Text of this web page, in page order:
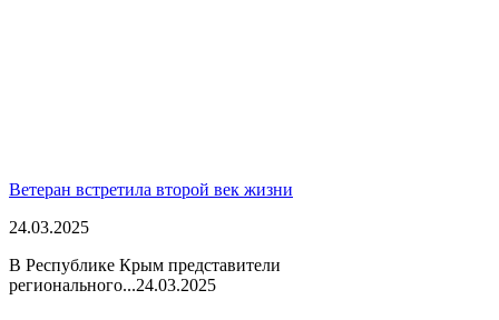
Ветеран встретила второй век жизни
24.03.2025
В Республике Крым представители
регионального...24.03.2025